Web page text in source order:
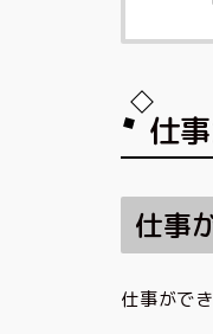
仕
仕事
仕事がで